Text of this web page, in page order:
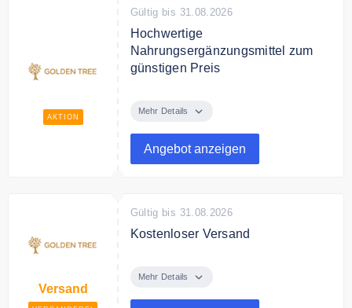
AKTION
Gültig bis 31.08.2026
Hochwertige
Nahrungsergänzungsmittel zum
günstigen Preis
Hochwertige
Diätprodukte zum günstigen Preis.
Mehr Details
Angebot anzeigen
Versand
Gültig bis 31.08.2026
Kostenloser Versand
Tree versandkostenfrei.
Mehr Details